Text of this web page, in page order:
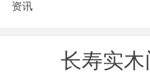
资讯
长寿实